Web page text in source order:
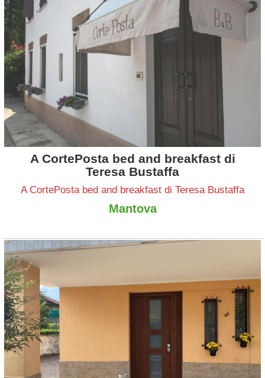
A CortePosta bed and breakfast di
Teresa Bustaffa
A CortePosta bed and breakfast di Teresa Bustaffa
Mantova